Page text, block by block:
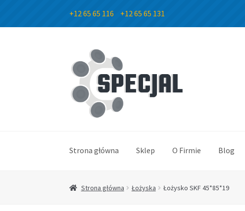
+12 65 65 116 +12 65 65 131
Przejdź
do
nawigacji
Przejdź
do
treści
Strona główna Sklep O Firmie Blog
Strona główna Łożyska Łożysko SKF 45*85*19